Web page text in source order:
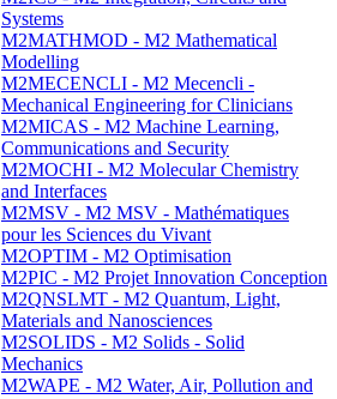
Systems
M2MATHMOD - M2 Mathematical
Modelling
M2MECENCLI - M2 Mecencli -
Mechanical Engineering for Clinicians
M2MICAS - M2 Machine Learning,
Communications and Security
M2MOCHI - M2 Molecular Chemistry
and Interfaces
M2MSV - M2 MSV - Mathématiques
pour les Sciences du Vivant
M2OPTIM - M2 Optimisation
M2PIC - M2 Projet Innovation Conception
M2QNSLMT - M2 Quantum, Light,
Materials and Nanosciences
M2SOLIDS - M2 Solids - Solid
Mechanics
M2WAPE - M2 Water, Air, Pollution and